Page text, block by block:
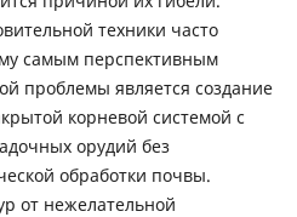
техники часто
самым перспективным
проблемы является создание
корневой системой с
орудий без
обработки почвы.
от нежелательной